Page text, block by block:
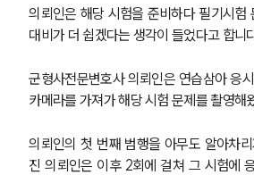
의뢰인은 해당 시험을 준비하다 필기시험
대비가 더 쉽겠다는 생각이 들었다고 합니
군형사전문변호사 의뢰인은 연습삼아 응
카메라를 가져가 해당 시험 문제를 촬영해
의뢰인의 첫 번째 범행을 아무도 알아차
진 의뢰인은 이후 2회에 걸쳐 그 시험에